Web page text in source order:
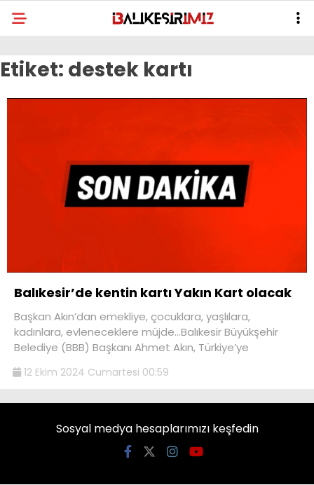
Etiket: destek kartı
Balıkesir’de kentin kartı Yakın Kart olacak
Başkan Akın’dan emekliye, çocuklara, yaşlılara,
kadınlara, evleneceklere müjde…Balıkesir Büyükşehir
Belediye (BBB) Başkanı Ahmet Akın, Türkiye’ye
12 Ekim 2024 Cumartesi 00:59
Sosyal medya hesaplarımızı keşfedin